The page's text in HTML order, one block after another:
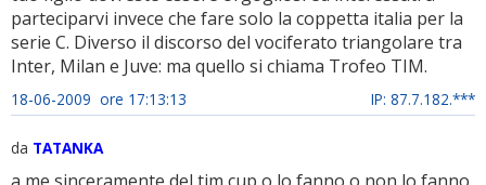
parteciparvi invece che fare solo la coppetta italia per la
serie C. Diverso il discorso del vociferato triangolare tra
Inter, Milan e Juve: ma quello si chiama Trofeo TIM.
18-06-2009 ore 17:13:13 IP: 87.7.182.***
da TATANKA